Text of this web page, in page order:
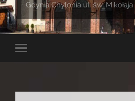
Gdynia Chylonia ul. św. Mikołaja
Toggle